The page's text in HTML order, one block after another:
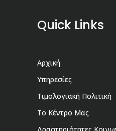
Quick Links
Αρχική
Υπηρεσίες
Τιμολογιακή Πολιτική
Το Κέντρο Μας